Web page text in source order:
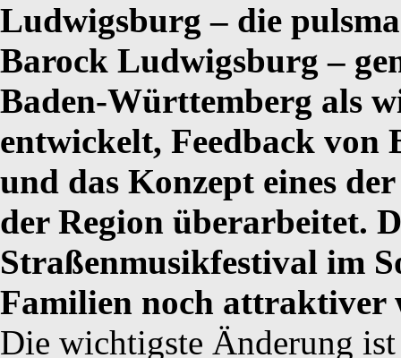
Ludwigsburg – die
Barock Ludwigsburg –
Baden-Württemberg als
entwickelt, Feedback von
und das Konzept eines
der Region überarbeitet.
Straßenmusikfestival im
Familien noch attraktiver
Die wichtigste Änderung